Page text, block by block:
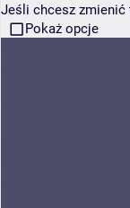
Jeśli chcesz zmienić
Pokaż opcje